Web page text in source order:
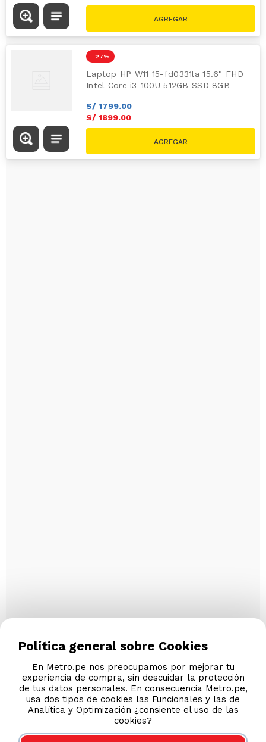
-27 %
Laptop HP W11 15-fd0331la 15.6" FHD
Intel Core i3-100U 512GB SSD 8GB
S/ 1799.00
S/ 1899.00
S/2599.00
Política general sobre Cookies
En Metro.pe nos preocupamos por mejorar tu
experiencia de compra, sin descuidar la protección
de tus datos personales. En consecuencia Metro.pe,
usa dos tipos de cookies las Funcionales y las de
Analítica y Optimización ¿consiente el uso de las
cookies?